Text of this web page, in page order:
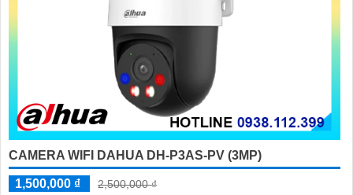
CAMERA WIFI DAHUA DH-P3AS-PV (3MP)
1,500,000 ₫ 2,500,000 ₫